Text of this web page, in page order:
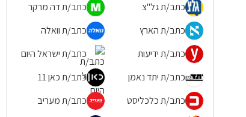
כתב/ת גל"צ
כתב/ת דה מרקר
כתב/ת הארץ
כתב/ת וואלה
כתב/ת ידיעות
כתב/ת ישראל היום
כתב/ת יתד נאמן
כתב/ת כאן 11
כתב/ת כלכליסט
כתב/ת מעריב